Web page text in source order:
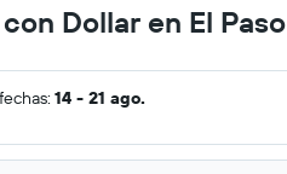
Dollar en El Paso
14 - 21 ago.